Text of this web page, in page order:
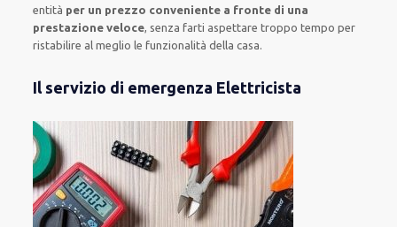
entità per un prezzo conveniente a fronte di una
prestazione veloce, senza farti aspettare troppo tempo per
ristabilire al meglio le funzionalità della casa.
Il servizio di emergenza Elettricista